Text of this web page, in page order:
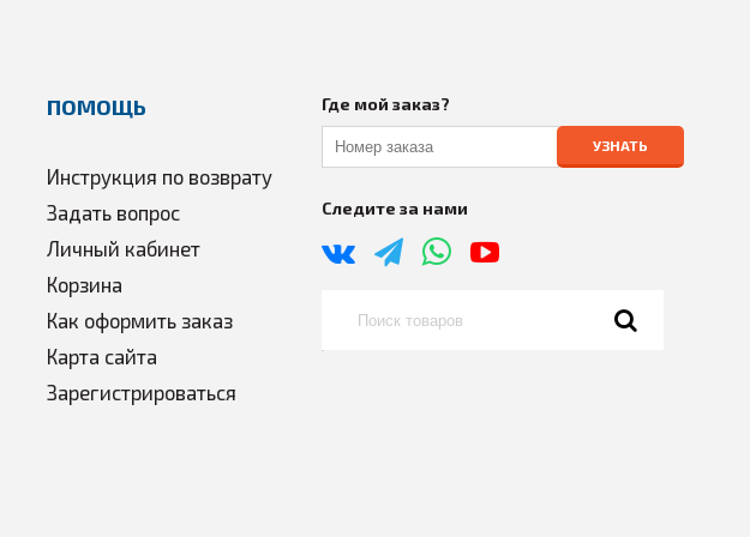
ПОМОЩЬ
Инструкция по возврату
Задать вопрос
Личный кабинет
Корзина
Как оформить заказ
Карта сайта
Зарегистрироваться
Где мой заказ?
УЗНАТЬ
Следите за нами